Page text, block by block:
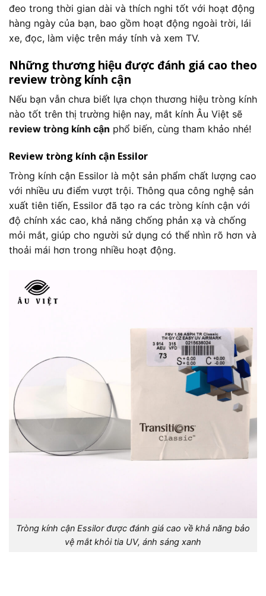
đeo trong thời gian dài và thích nghi tốt với hoạt động
hàng ngày của bạn, bao gồm hoạt động ngoài trời, lái
xe, đọc, làm việc trên máy tính và xem TV.
Những thương hiệu được đánh giá cao theo
review tròng kính cận
Nếu bạn vẫn chưa biết lựa chọn thương hiệu tròng kính
nào tốt trên thị trường hiện nay, mắt kính Âu Việt sẽ
review tròng kính cận phổ biến, cùng tham khảo nhé!
Review tròng kính cận Essilor
Tròng kính cận Essilor là một sản phẩm chất lượng cao
với nhiều ưu điểm vượt trội. Thông qua công nghệ sản
xuất tiên tiến, Essilor đã tạo ra các tròng kính cận với
độ chính xác cao, khả năng chống phản xạ và chống
mỏi mắt, giúp cho người sử dụng có thể nhìn rõ hơn và
thoải mái hơn trong nhiều hoạt động.
Tròng kính cận Essilor được đánh giá cao về khả năng bảo
vệ mắt khỏi tia UV, ánh sáng xanh